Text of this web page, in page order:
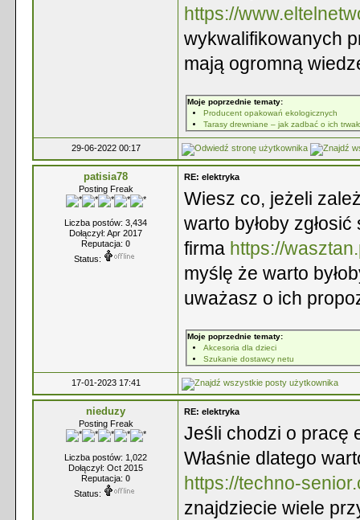
https://
wykwalifikowanych
mają ogromną
Moje poprzednie tematy:
Producent opakowań ekologicznych
Tarasy drewniane – jak zadbać o ich
29-06-2022 00:17
patisia78
Posting Freak
Liczba postów: 3,434
Dołączył: Apr 2017
Reputacja: 0
Status:
RE: elektryka
Wiesz co, jeżeli
warto byłoby
firma https://
myślę że warto
uważasz o ich
Moje poprzednie tematy:
Akcesoria dla dzieci
Szukanie dostawcy netu
17-01-2023 17:41
nieduzy
Posting Freak
Liczba postów: 1,022
Dołączył: Oct 2015
Reputacja: 0
Status:
RE: elektryka
Jeśli chodzi o pracę
Właśnie dlatego
https://techno-
znajdziecie wiele